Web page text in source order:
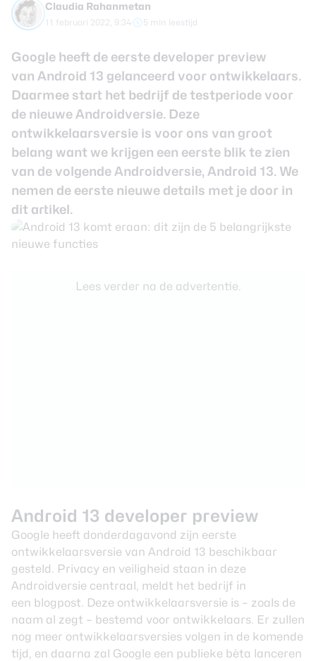
Claudia Rahanmetan
11 februari 2022, 9:34 5 min leestijd
Google heeft de eerste developer preview
van Android 13 gelanceerd voor ontwikkelaars.
Daarmee start het bedrijf de testperiode voor
de nieuwe Androidversie. Deze
ontwikkelaarsversie is voor ons van groot
belang want we krijgen een eerste blik te zien
van de volgende Androidversie, Android 13. We
nemen de eerste nieuwe details met je door in
dit artikel.
Lees verder na de advertentie.
Android 13 developer preview
Google heeft donderdagavond zijn eerste
ontwikkelaarsversie van Android 13 beschikbaar
gesteld. Privacy en veiligheid staan in deze
Androidversie centraal, meldt het bedrijf in
een blogpost. Deze ontwikkelaarsversie is – zoals de
naam al zegt – bestemd voor ontwikkelaars. Er zullen
nog meer ontwikkelaarsversies volgen in de komende
tijd, en daarna zal Google een publieke bèta lanceren
Login
Nieuwsbrief
Over ons